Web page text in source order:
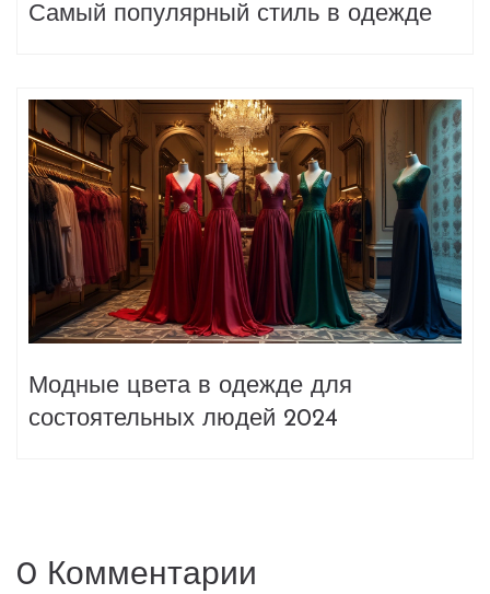
Самый популярный стиль в одежде
Модные цвета в одежде для
состоятельных людей 2024
0 Комментарии